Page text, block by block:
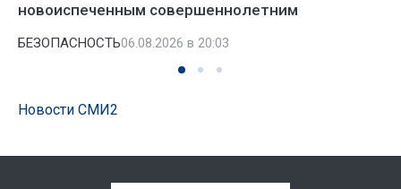
новоиспеченным совершеннолетним
БЕЗОПАСНОСТЬ06.08.2026 в 20:03
Новости СМИ2